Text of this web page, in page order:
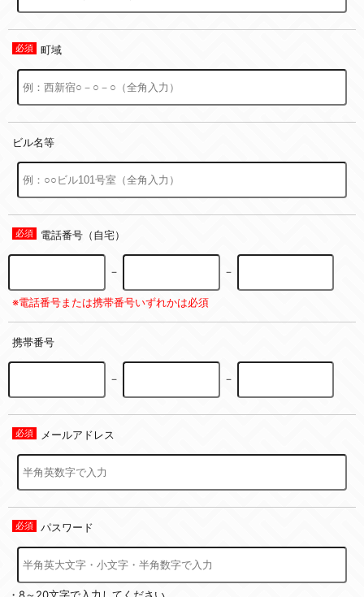
町域
ビル名等
電話番号（自宅）
－ －
※電話番号または携帯番号いずれかは必須
携帯番号
－ －
メールアドレス
パスワード
・8～20文字で入力してください。